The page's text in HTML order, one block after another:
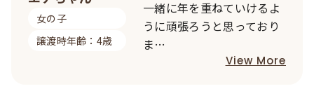
女の子
譲渡時年齢：4歳
一緒に年を重ねていけるよ
うに頑張ろうと思っており
ま…
View More